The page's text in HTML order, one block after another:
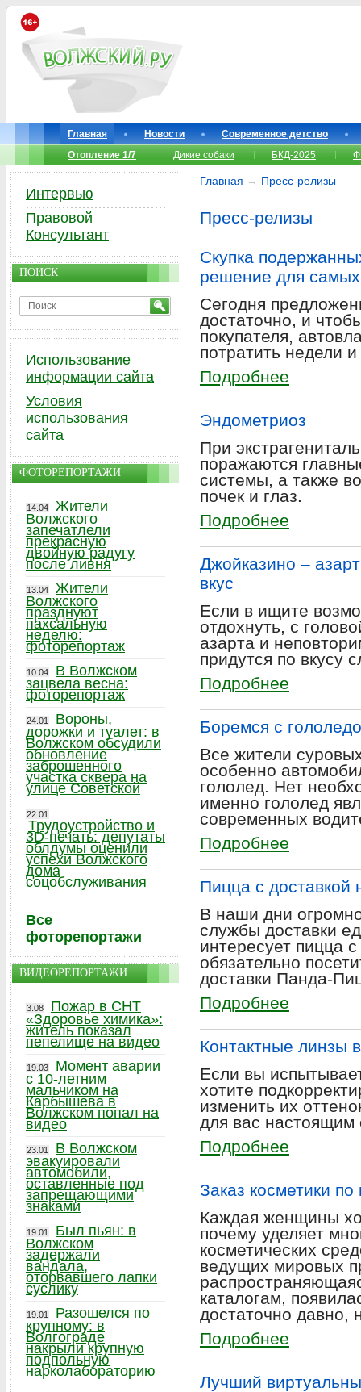
Главная Новости
Современное детство
Отопление 1/7
Дикие собаки БКД-2025
Главная → Пресс-релизы
Пресс-релизы
Скупка
решение для
Сегодня
достаточно, и
покупателя,
потратить недели
Подробнее
Эндометриоз
При
поражаются
системы, а также
почек и глаз.
Подробнее
Джойказино –
вкус
Если в ищите
отдохнуть, с
азарта и
придутся по вкусу
Подробнее
Боремся с
Все жители
особенно
гололед. Нет
именно гололед
современных
Подробнее
Пицца с доставкой
В наши дни
службы доставки
интересует пицца
обязательно
доставки Панда-
Подробнее
Контактные линзы
Если вы
хотите
изменить их
для вас настоящим
Подробнее
Заказ косметики по
Каждая женщины
почему уделяет
косметических
ведущих мировых
каталогам,
достаточно давно,
Подробнее
Лучший
Интервью
Правовой
Консультант
ПОИСК
Использование
информации сайта
Условия
использования
сайта
ФОТОРЕПОРТАЖИ
14.04
Жители
Волжского
запечатлели
прекрасную
двойную радугу
после ливня
13.04
Жители
Волжского
празднуют
пахсальную
неделю:
фоторепортаж
10.04
В Волжском
зацвела весна:
фоторепортаж
24.01
Вороны,
дорожки и туалет: в
Волжском обсудили
обновление
заброшенного
участка сквера на
улице Советской
22.01
Трудоустройство и
3D-печать: депутаты
облдумы оценили
успехи Волжского
дома
соцобслуживания
Все
фоторепортажи
ВИДЕОРЕПОРТАЖИ
3.08
Пожар в СНТ
«Здоровье химика»:
житель показал
пепелище на видео
19.03
Момент аварии
с 10-летним
мальчиком на
Карбышева в
Волжском попал на
видео
23.01
В Волжском
эвакуировали
автомобили,
оставленные под
запрещающими
знаками
19.01
Был пьян: в
Волжском
задержали
вандала,
оторвавшего лапки
суслику
19.01
Разошелся по
крупному: в
Волгограде
накрыли крупную
подпольную
нарколабораторию